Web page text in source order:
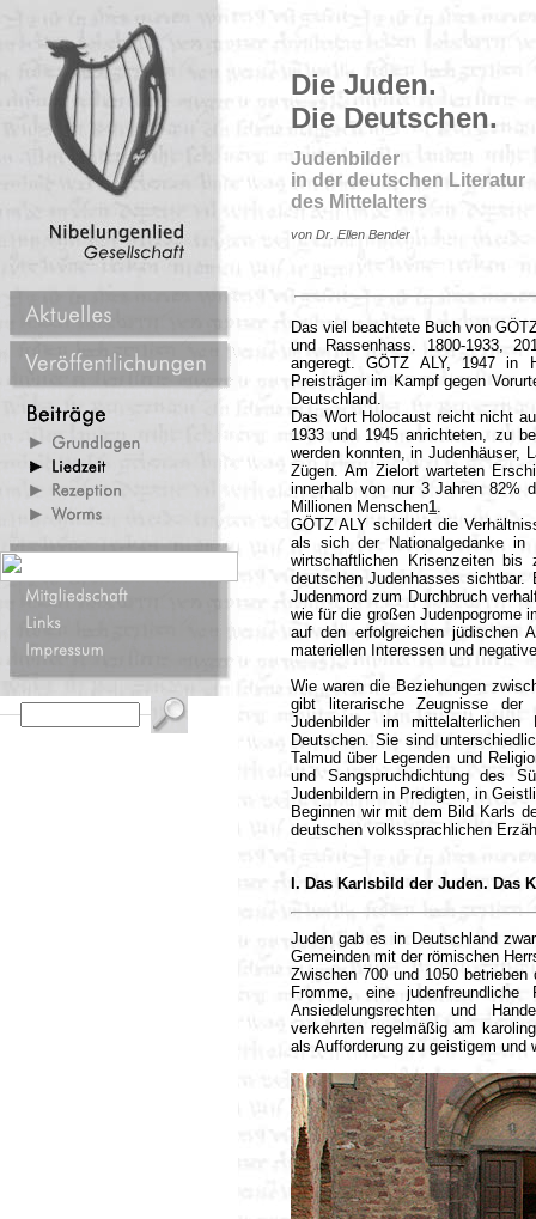
Die Juden.
Die Deutschen.
Judenbilder
in der deutschen Literatur
des Mittelalters
von Dr. Ellen Bender
Das viel beachtete Buch von
und Rassenhass. 1800-1933,
angeregt. GÖTZ ALY, 1947 in
Preisträger im Kampf gegen
Deutschland.
Das Wort Holocaust reicht nicht
1933 und 1945 anrichteten, zu
werden konnten, in Judenhäuser,
Zügen. Am Zielort warteten
innerhalb von nur 3 Jahren 82%
Millionen Menschen1.
GÖTZ ALY schildert die
als sich der Nationalgedanke in
wirtschaftlichen Krisenzeiten
deutschen Judenhasses sichtbar.
Judenmord zum Durchbruch
wie für die großen Judenpogrome
auf den erfolgreichen jüdischen
materiellen Interessen und
Wie waren die Beziehungen
gibt literarische Zeugnisse der
Judenbilder im
Deutschen. Sie sind
Talmud über Legenden und
und Sangspruchdichtung des
Judenbildern in Predigten, in
Beginnen wir mit dem Bild Karls
deutschen volkssprachlichen
I. Das Karlsbild der Juden. Das
Juden gab es in Deutschland
Gemeinden mit der römischen
Zwischen 700 und 1050 betrieben
Fromme, eine
Ansiedelungsrechten und
verkehrten regelmäßig am
als Aufforderung zu geistigem und